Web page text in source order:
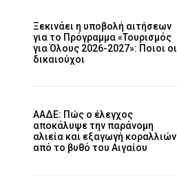
Ξεκινάει η υποβολή αιτήσεων
για το Πρόγραμμα «Τουρισμός
για Όλους 2026-2027»: Ποιοι οι
δικαιούχοι
ΑΑΔΕ: Πώς ο έλεγχος
αποκάλυψε την παράνομη
αλιεία και εξαγωγή κοραλλιών
από το βυθό του Αιγαίου